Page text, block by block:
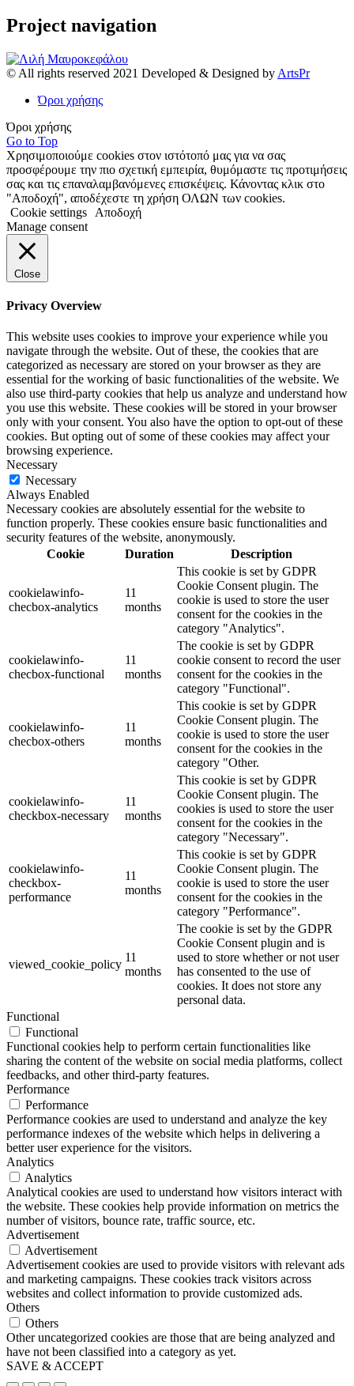
Project navigation
© All rights reserved 2021 Developed & Designed by ArtsPr
Όροι χρήσης
Όροι χρήσης
Go to Top
Χρησιμοποιούμε cookies στον ιστότοπό μας για να σας
προσφέρουμε την πιο σχετική εμπειρία, θυμόμαστε τις προτιμήσεις
σας και τις επαναλαμβανόμενες επισκέψεις. Κάνοντας κλικ στο
"Αποδοχή", αποδέχεστε τη χρήση ΟΛΩΝ των cookies.
Cookie settings
Αποδοχή
Manage consent
Close
Privacy Overview
This website uses cookies to improve your experience while you
navigate through the website. Out of these, the cookies that are
categorized as necessary are stored on your browser as they are
essential for the working of basic functionalities of the website. We
also use third-party cookies that help us analyze and understand how
you use this website. These cookies will be stored in your browser
only with your consent. You also have the option to opt-out of these
cookies. But opting out of some of these cookies may affect your
browsing experience.
Necessary
Necessary
Always Enabled
Necessary cookies are absolutely essential for the website to
function properly. These cookies ensure basic functionalities and
security features of the website, anonymously.
Cookie
Duration Description
cookielawinfo-
checbox-analytics
11
months
This cookie is set by GDPR
Cookie Consent plugin. The
cookie is used to store the user
consent for the cookies in the
category "Analytics".
cookielawinfo-
checbox-functional
11
months
The cookie is set by GDPR
cookie consent to record the user
consent for the cookies in the
category "Functional".
cookielawinfo-
checbox-others
11
months
This cookie is set by GDPR
Cookie Consent plugin. The
cookie is used to store the user
consent for the cookies in the
category "Other.
cookielawinfo-
checkbox-necessary
11
months
This cookie is set by GDPR
Cookie Consent plugin. The
cookies is used to store the user
consent for the cookies in the
category "Necessary".
cookielawinfo-
checkbox-
performance
11
months
This cookie is set by GDPR
Cookie Consent plugin. The
cookie is used to store the user
consent for the cookies in the
category "Performance".
viewed_cookie_policy
11
months
The cookie is set by the GDPR
Cookie Consent plugin and is
used to store whether or not user
has consented to the use of
cookies. It does not store any
personal data.
Functional
Functional
Functional cookies help to perform certain functionalities like
sharing the content of the website on social media platforms, collect
feedbacks, and other third-party features.
Performance
Performance
Performance cookies are used to understand and analyze the key
performance indexes of the website which helps in delivering a
better user experience for the visitors.
Analytics
Analytics
Analytical cookies are used to understand how visitors interact with
the website. These cookies help provide information on metrics the
number of visitors, bounce rate, traffic source, etc.
Advertisement
Advertisement
Advertisement cookies are used to provide visitors with relevant ads
and marketing campaigns. These cookies track visitors across
websites and collect information to provide customized ads.
Others
Others
Other uncategorized cookies are those that are being analyzed and
have not been classified into a category as yet.
SAVE & ACCEPT